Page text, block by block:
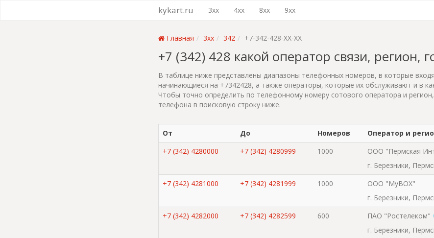
kykart.ru 3xx 4xx 8xx 9xx
Главная 3xx 342 +7-342-428-XX-XX
+7 (342) 428 какой оператор связи, регион,
В таблице ниже представлены диапазоны телефонных номеров, в которые
начинающиеся на +7342428, а также операторы, которые их обслуживают и в
Чтобы точно определить по телефонному номеру сотового оператора и
телефона в поисковую строку ниже.
От До Номеров
Оператор и
+7 (342) 4280000
+7 (342) 4280999 1000
ООО "Пермская
г. Березники,
+7 (342) 4281000
+7 (342) 4281999 1000
ООО "MyBOX"
г. Березники,
+7 (342) 4282000
+7 (342) 4282599 600
ПАО "Ростелеком"
г. Березники,